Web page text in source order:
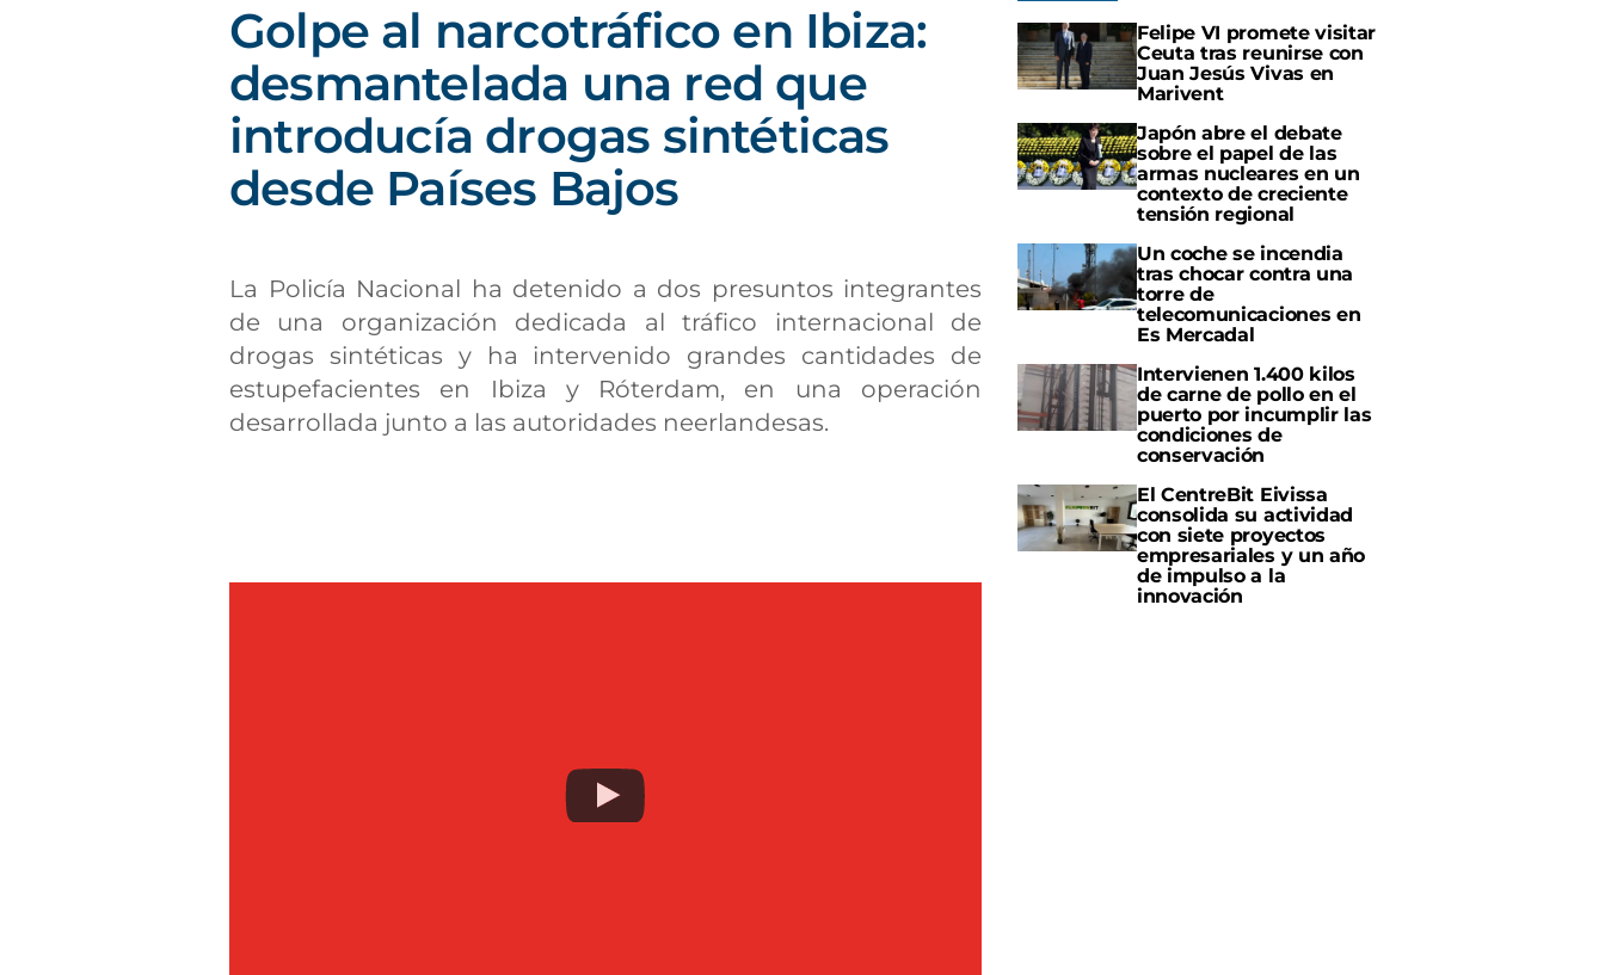
Golpe al narcotráfico en Ibiza:
desmantelada una red que
introducía drogas sintéticas
desde Países Bajos
La Policía Nacional ha detenido a dos presuntos integrantes
de una organización dedicada al tráfico internacional de
drogas sintéticas y ha intervenido grandes cantidades de
estupefacientes en Ibiza y Róterdam, en una operación
desarrollada junto a las autoridades neerlandesas.
Felipe VI promete visitar
Ceuta tras reunirse con
Juan Jesús Vivas en
Marivent
Japón abre el debate
sobre el papel de las
armas nucleares en un
contexto de creciente
tensión regional
Un coche se incendia
tras chocar contra una
torre de
telecomunicaciones en
Es Mercadal
Intervienen 1.400 kilos
de carne de pollo en el
puerto por incumplir las
condiciones de
conservación
El CentreBit Eivissa
consolida su actividad
con siete proyectos
empresariales y un año
de impulso a la
innovación